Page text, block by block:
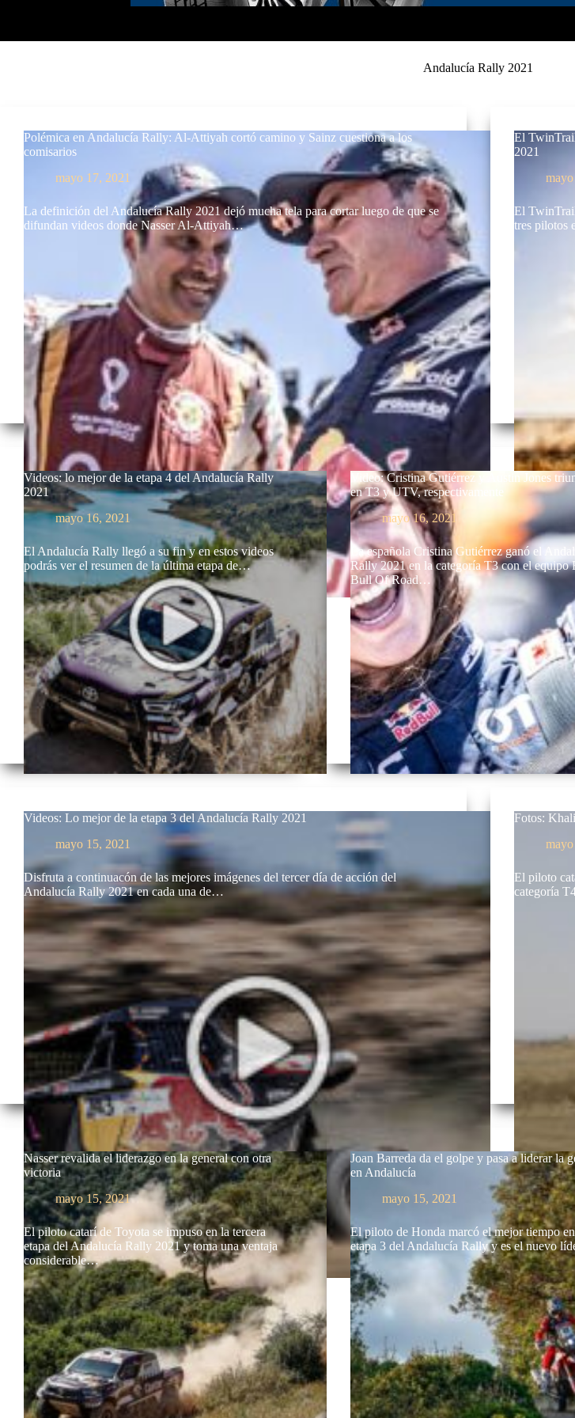
Andalucía Rally 2021
Polémica en Andalucía Rally: Al-Attiyah cortó camino y Sainz cuestiona a los
comisarios
mayo 17, 2021
La definición del Andalucía Rally 2021 dejó mucha tela para cortar luego de que se
difundan videos donde Nasser Al-Attiyah…
El
2021
El
tres pilotos
Videos: lo mejor de la etapa 4 del Andalucía Rally
2021
mayo 16, 2021
El Andalucía Rally llegó a su fin y en estos videos
podrás ver el resumen de la última etapa de…
Video: Cristina Gutiérrez y Austin Jones
en T3 y UTV, respectivamente
mayo 16, 2021
La española Cristina Gutiérrez ganó el
Rally 2021 en la categoría T3 con el equipo
Bull Of Road…
Videos: Lo mejor de la etapa 3 del Andalucía Rally 2021
mayo 15, 2021
Disfruta a continuacón de las mejores imágenes del tercer día de acción del
Andalucía Rally 2021 en cada una de…
Fotos:
El piloto
categoría
Nasser revalida el liderazgo en la general con otra
victoria
mayo 15, 2021
El piloto catarí de Toyota se impuso en la tercera
etapa del Andalucía Rally 2021 y toma una ventaja
considerable…
Joan Barreda da el golpe y pasa a liderar la
en Andalucía
mayo 15, 2021
El piloto de Honda marcó el mejor tiempo
etapa 3 del Andalucía Rally y es el nuevo